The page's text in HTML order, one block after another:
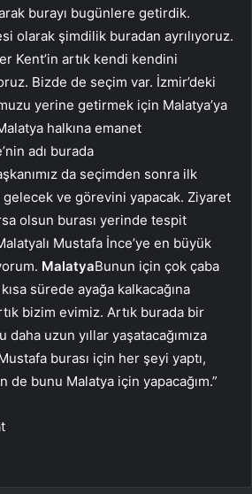
burayı bugünlere getirdik.
olarak şimdilik buradan ayrılıyoruz.
Kent’in artık kendi kendini
Bizde de seçim var. İzmir’deki
yerine getirmek için Malatya’ya
halkına emanet
adı burada
da seçimden sonra ilk
gelecek ve görevini yapacak. Ziyaret
olsun burası yerinde tespit
Mustafa İnce’ye en büyük
MalatyaBunun için çok çaba
sürede ayağa kalkacağına
bizim evimiz. Artık burada bir
daha uzun yıllar yaşatacağımıza
burası için her şeyi yaptı,
de bunu Malatya için yapacağım.”